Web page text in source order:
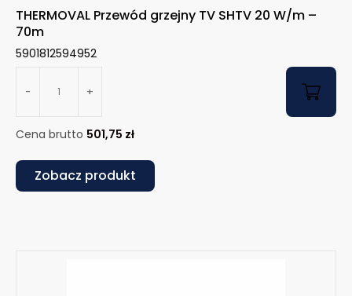
THERMOVAL Przewód grzejny TV SHTV 20 W/m –
70m
5901812594952
- +
Cena brutto 501,75 zł
Zobacz produkt